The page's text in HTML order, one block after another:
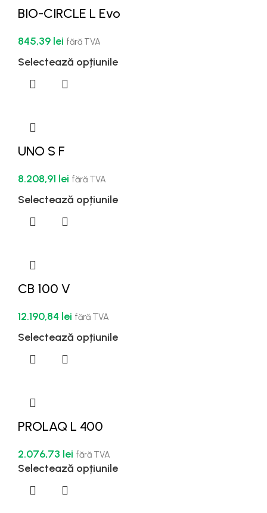
BIO-CIRCLE L Evo
845,39 lei fără TVA
Selectează opțiunile
UNO S F
8.208,91 lei fără TVA
Selectează opțiunile
CB 100 V
12.190,84 lei fără TVA
Selectează opțiunile
PROLAQ L 400
2.076,73 lei fără TVA
Selectează opțiunile